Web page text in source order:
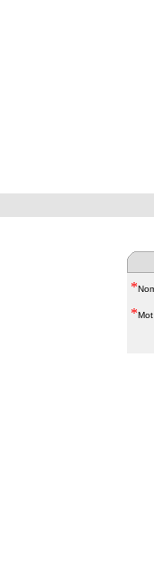
*
*